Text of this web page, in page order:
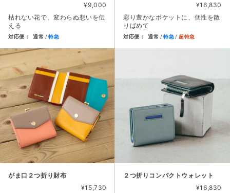
¥9,000
枯れない花で、変わらぬ想いを伝
える
対応便： 通常 特急
商品カード。商品: 革のブーケ（ガーベラ）３本, 価格:
¥16,830
彩り豊かなポケットに、個性を散
りばめて
対応便： 通常 特急 超特急
がま口２つ折り財布
¥15,730
２つ折りコンパクトウォレット
¥16,830